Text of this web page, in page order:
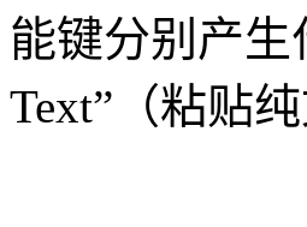
能键分别产生
Text”（粘贴纯